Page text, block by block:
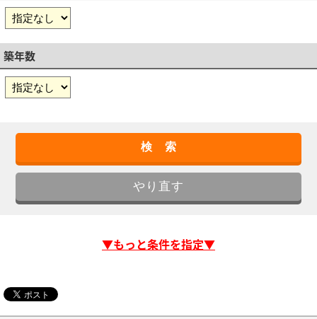
築年数
▼もっと条件を指定▼